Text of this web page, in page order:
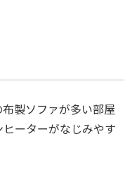
製ソファが多い部屋
ーターがなじみやす